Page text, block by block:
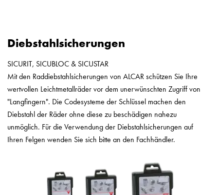
Diebstahlsicherungen
SICURIT, SICUBLOC & SICUSTAR
Mit den Raddiebstahlsicherungen von ALCAR schützen Sie Ihre
wertvollen Leichtmetallräder vor dem unerwünschten Zugriff von
"Langfingern". Die Codesysteme der Schlüssel machen den
Diebstahl der Räder ohne diese zu beschädigen nahezu
unmöglich. Für die Verwendung der Diebstahlsicherungen auf
Ihren Felgen wenden Sie sich bitte an den Fachhändler.